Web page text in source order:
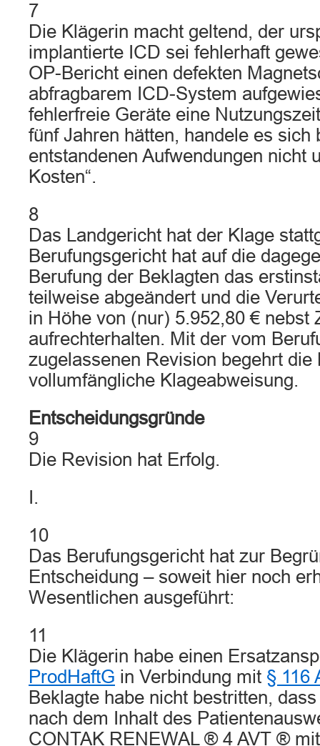
7
Die Klägerin macht geltend, der
implantierte ICD sei fehlerhaft
OP-Bericht einen defekten
abfragbarem ICD-System
fehlerfreie Geräte eine
fünf Jahren hätten, handele es sich
entstandenen Aufwendungen nicht
Kosten“.
8
Das Landgericht hat der Klage
Berufungsgericht hat auf die
Berufung der Beklagten das
teilweise abgeändert und die
in Höhe von (nur) 5.952,80 € nebst
aufrechterhalten. Mit der vom
zugelassenen Revision begehrt die
vollumfängliche Klageabweisung.
Entscheidungsgründe
9
Die Revision hat Erfolg.
I.
10
Das Berufungsgericht hat zur
Entscheidung – soweit hier noch
Wesentlichen ausgeführt:
11
Die Klägerin habe einen
ProdHaftG in Verbindung mit § 116
Beklagte habe nicht bestritten,
nach dem Inhalt des
CONTAK RENEWAL ® 4 AVT ®